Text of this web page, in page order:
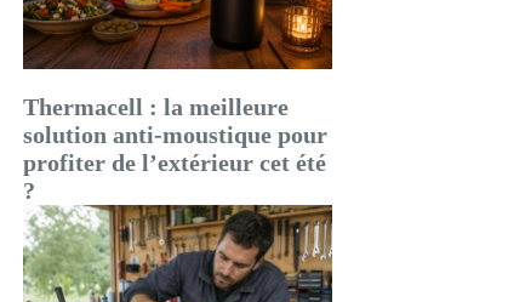
Thermacell : la meilleure
solution anti-moustique pour
profiter de l’extérieur cet été
?